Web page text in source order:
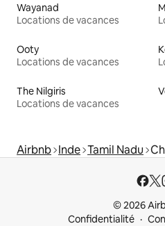
Wayanad
Locations de vacances
Ooty
Locations de vacances
The Nilgiris
Locations de vacances
Airbnb Inde Tamil Nadu
© 2026
Confidentialité